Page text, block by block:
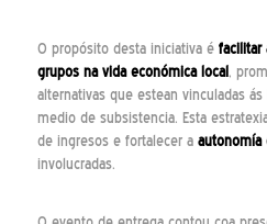
O propósito desta iniciativa é facilitar
grupos na vida económica local ,
alternativas que estean vinculadas
medio de subsistencia. Esta
de ingresos e fortalecer a autonomía
involucradas.